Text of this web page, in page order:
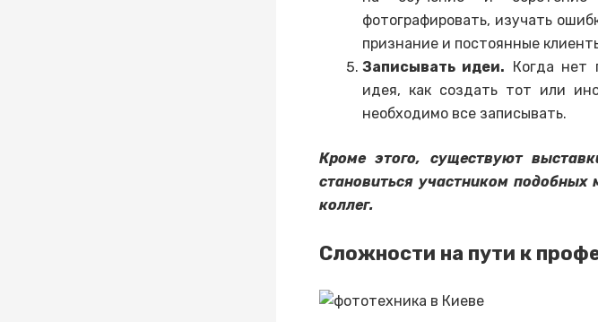
фотографировать, изучать
признание и постоянные
Записывать идеи. Когда нет
идея, как создать тот или
необходимо все записывать.
Кроме этого, существуют
становиться участником
коллег.
Сложности на пути к